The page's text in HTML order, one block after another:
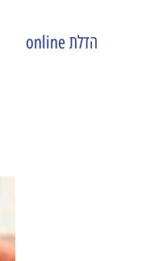
הדלת online